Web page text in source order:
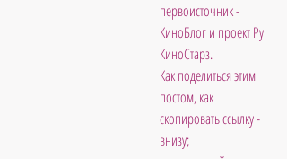
первоисточник -
КиноБлог и проект Ру
КиноСтарз.
Как поделиться этим
постом, как
скопировать ссылку -
внизу;